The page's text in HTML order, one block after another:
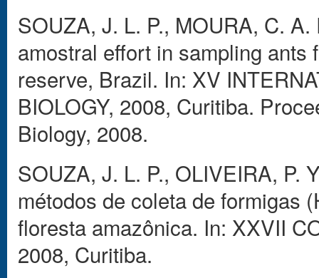
SOUZA, J. L. P., MOURA, C.
amostral effort in sampling
reserve, Brazil. In: XV
BIOLOGY, 2008, Curitiba.
Biology, 2008.
SOUZA, J. L. P., OLIVEIRA, P.
métodos de coleta de formigas
floresta amazônica. In: XXVII
2008, Curitiba.